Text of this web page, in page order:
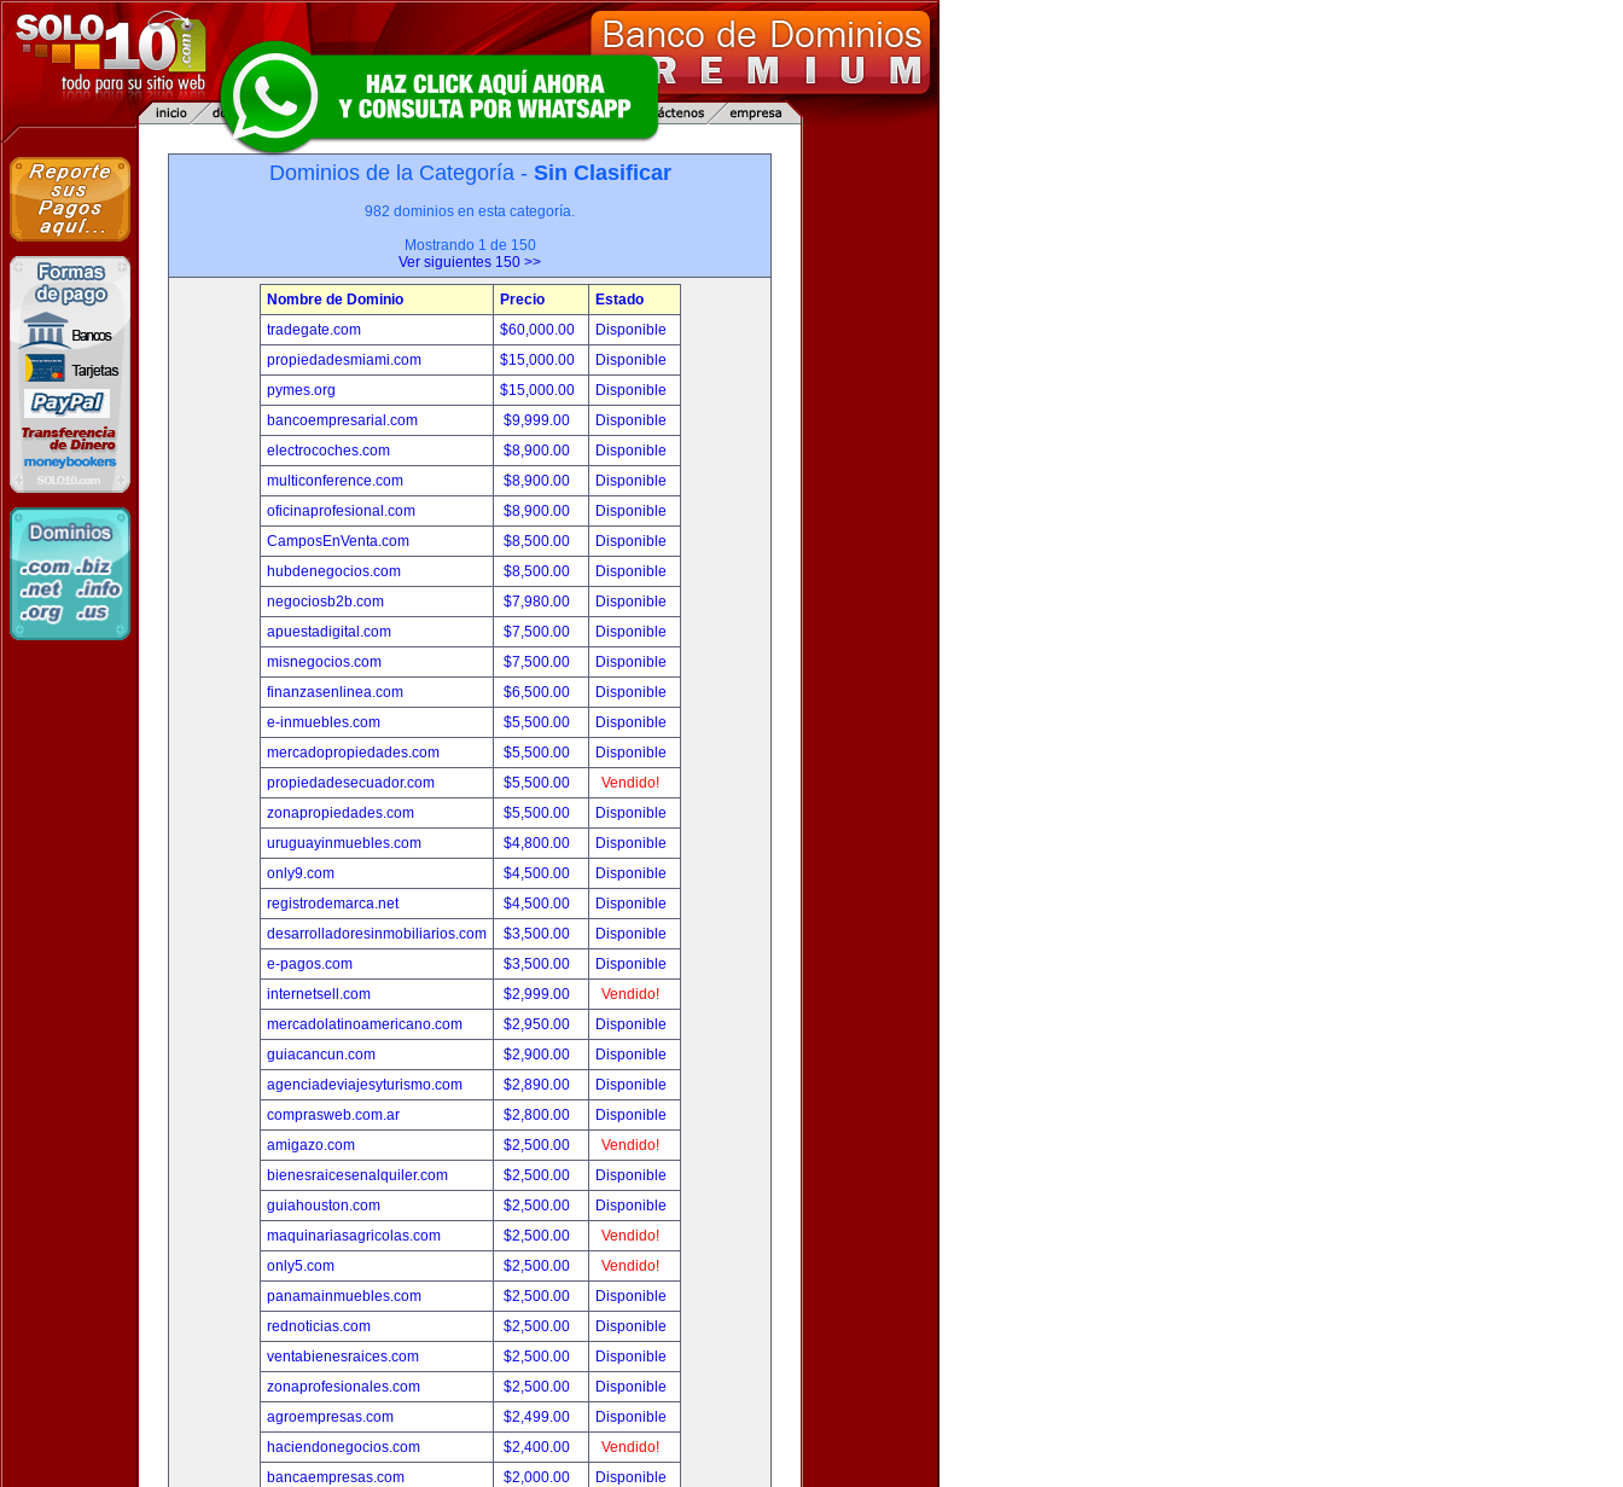
Dominios de la Categoría - Sin Clasificar
982 dominios en esta categoría.
Mostrando 1 de 150
Ver siguientes 150 >>
Nombre de Dominio Precio
Estado
tradegate.com
$60,000.00
Disponible
propiedadesmiami.com
$15,000.00
Disponible
pymes.org
$15,000.00
Disponible
bancoempresarial.com
$9,999.00
Disponible
electrocoches.com
$8,900.00
Disponible
multiconference.com
$8,900.00
Disponible
oficinaprofesional.com
$8,900.00
Disponible
CamposEnVenta.com
$8,500.00
Disponible
hubdenegocios.com
$8,500.00
Disponible
negociosb2b.com
$7,980.00
Disponible
apuestadigital.com
$7,500.00
Disponible
misnegocios.com
$7,500.00
Disponible
finanzasenlinea.com
$6,500.00
Disponible
e-inmuebles.com
$5,500.00
Disponible
mercadopropiedades.com
$5,500.00
Disponible
propiedadesecuador.com
$5,500.00
Vendido!
zonapropiedades.com
$5,500.00
Disponible
uruguayinmuebles.com
$4,800.00
Disponible
only9.com
$4,500.00
Disponible
registrodemarca.net
$4,500.00
Disponible
desarrolladoresinmobiliarios.com
$3,500.00
Disponible
e-pagos.com
$3,500.00
Disponible
internetsell.com
$2,999.00
Vendido!
mercadolatinoamericano.com
$2,950.00
Disponible
guiacancun.com
$2,900.00
Disponible
agenciadeviajesyturismo.com
$2,890.00
Disponible
comprasweb.com.ar
$2,800.00
Disponible
amigazo.com
$2,500.00
Vendido!
bienesraicesenalquiler.com
$2,500.00
Disponible
guiahouston.com
$2,500.00
Disponible
maquinariasagricolas.com
$2,500.00
Vendido!
only5.com
$2,500.00
Vendido!
panamainmuebles.com
$2,500.00
Disponible
rednoticias.com
$2,500.00
Disponible
ventabienesraices.com
$2,500.00
Disponible
zonaprofesionales.com
$2,500.00
Disponible
agroempresas.com
$2,499.00
Disponible
haciendonegocios.com
$2,400.00
Vendido!
bancaempresas.com
$2,000.00
Disponible